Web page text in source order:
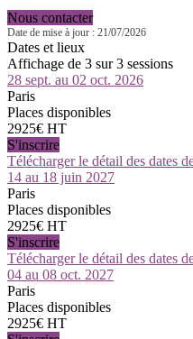
Nous contacter
Date de mise à jour : 21/07/2026
Dates et lieux
Affichage de 3 sur 3 sessions
28 sept. au 02 oct. 2026
Paris
Places disponibles
2925€ HT
S'inscrire
Télécharger le détail des dates
14 au 18 juin 2027
Paris
Places disponibles
2925€ HT
S'inscrire
Télécharger le détail des dates
04 au 08 oct. 2027
Paris
Places disponibles
2925€ HT